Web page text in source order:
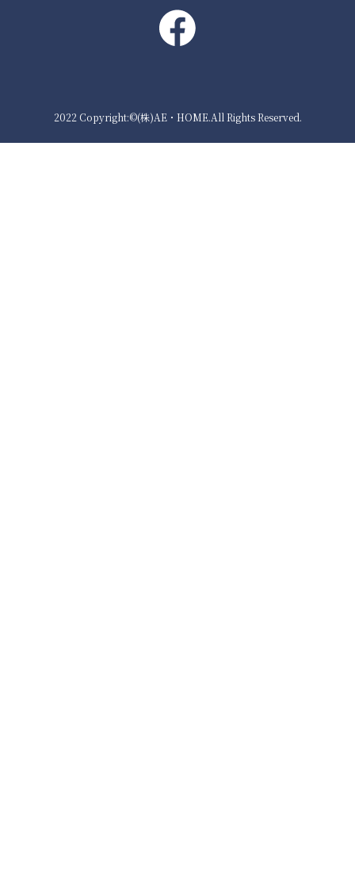
2022 Copyright:©(株)AE・HOME.All Rights Reserved.